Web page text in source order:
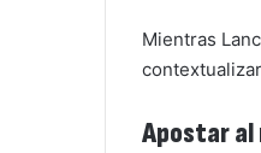
Mientras
Apostar al